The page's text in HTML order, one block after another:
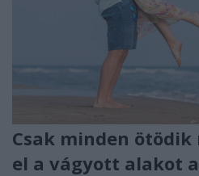
Csak minden ötödik
el a vágyott alakot